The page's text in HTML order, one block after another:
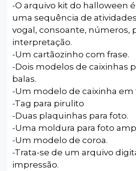
-O arquivo kit do halloween
uma sequência de
vogal, consoante, números,
interpretação.
-Um cartãozinho com frase.
-Dois modelos de caixinhas
balas.
-Um modelo de caixinha em
-Tag para pirulito
-Duas plaquinhas para foto.
-Uma moldura para foto
-Um modelo de coroa.
-Trata-se de um arquivo
impressão.